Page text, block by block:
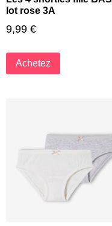
lot rose 3A
9,99 €
Achetez